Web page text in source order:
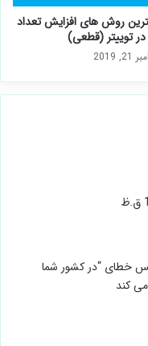
بهترین روش های افزایش تعداد
در توییتر (قطعی)
2019
خطای “در کشور شما
کند